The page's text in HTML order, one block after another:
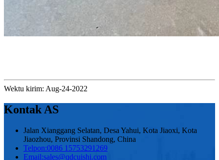
Wektu kirim: Aug-24-2022
Kontak AS
Jalan Xianggang Selatan, Desa Yahui, Kota Jiaoxi, Kota
Jiaozhou, Provinsi Shandong, China
Telpon:0086 15753291269
Email:sales@qdcuishi.com